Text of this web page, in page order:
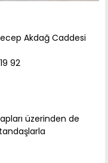
Akdağ Caddesi
92
üzerinden de